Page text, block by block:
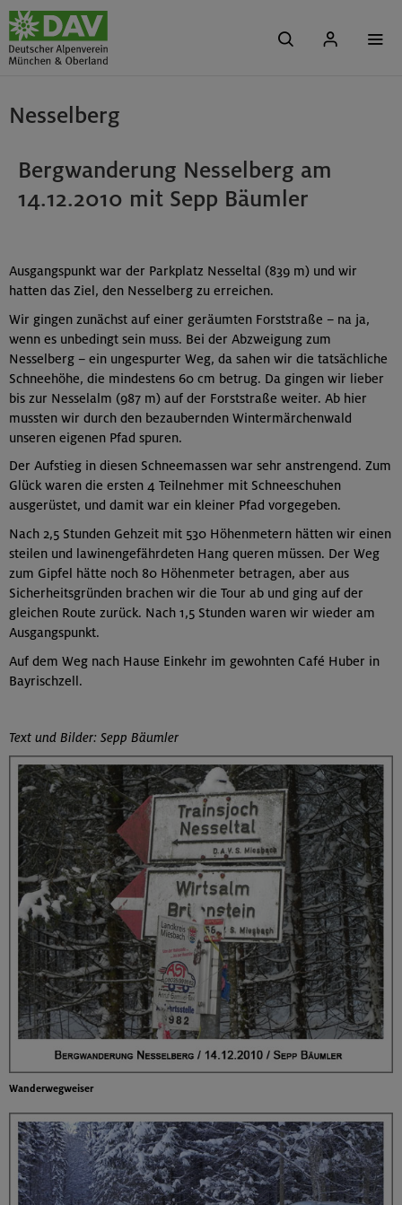
Nesselberg
Bergwanderung Nesselberg am
14.12.2010 mit Sepp Bäumler
Ausgangspunkt war der Parkplatz Nesseltal (839 m) und wir
hatten das Ziel, den Nesselberg zu erreichen.
Wir gingen zunächst auf einer geräumten Forststraße – na ja,
wenn es unbedingt sein muss. Bei der Abzweigung zum
Nesselberg – ein ungespurter Weg, da sahen wir die tatsächliche
Schneehöhe, die mindestens 60 cm betrug. Da gingen wir lieber
bis zur Nesselalm (987 m) auf der Forststraße weiter. Ab hier
mussten wir durch den bezaubernden Wintermärchenwald
unseren eigenen Pfad spuren.
Der Aufstieg in diesen Schneemassen war sehr anstrengend. Zum
Glück waren die ersten 4 Teilnehmer mit Schneeschuhen
ausgerüstet, und damit war ein kleiner Pfad vorgegeben.
Nach 2,5 Stunden Gehzeit mit 530 Höhenmetern hätten wir einen
steilen und lawinengefährdeten Hang queren müssen. Der Weg
zum Gipfel hätte noch 80 Höhenmeter betragen, aber aus
Sicherheitsgründen brachen wir die Tour ab und ging auf der
gleichen Route zurück. Nach 1,5 Stunden waren wir wieder am
Ausgangspunkt.
Auf dem Weg nach Hause Einkehr im gewohnten Café Huber in
Bayrischzell.
Text und Bilder: Sepp Bäumler
Wanderwegweiser